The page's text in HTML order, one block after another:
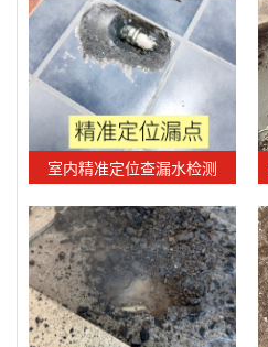
室内精准定位查漏水检测